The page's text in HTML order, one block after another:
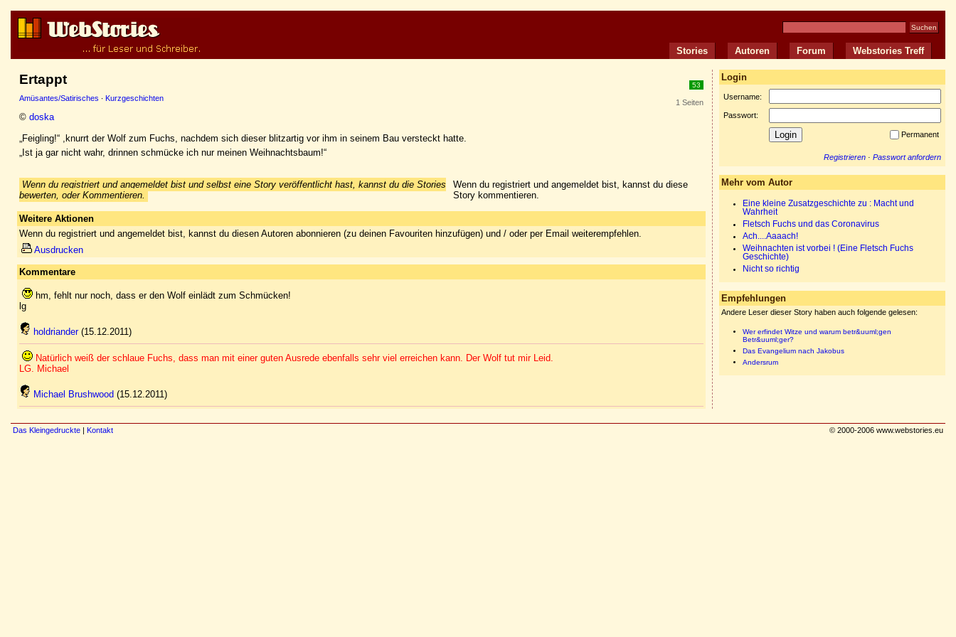
Stories Autoren Forum Webstories Treff
53
1 Seiten
Ertappt
Amüsantes/Satirisches · Kurzgeschichten
© doska
„Feigling!“ ,knurrt der Wolf zum Fuchs, nachdem sich dieser blitzartig vor ihm in seinem Bau versteckt hatte.
„Ist ja gar nicht wahr, drinnen schmücke ich nur meinen Weihnachtsbaum!“
Wenn du registriert und angemeldet bist und selbst eine Story veröffentlicht hast, kannst du die Stories
bewerten, oder Kommentieren.
Wenn du registriert und angemeldet bist, kannst du diese
Story kommentieren.
Weitere Aktionen
Wenn du registriert und angemeldet bist, kannst du diesen Autoren abonnieren (zu deinen Favouriten hinzufügen) und / oder per Email weiterempfehlen.
Ausdrucken
Kommentare
hm, fehlt nur noch, dass er den Wolf einlädt zum Schmücken!
lg
holdriander(15.12.2011)
Natürlich weiß der schlaue Fuchs, dass man mit einer guten Ausrede ebenfalls sehr viel erreichen kann. Der Wolf tut mir Leid.
LG. Michael
Michael Brushwood (15.12.2011)
Login
Username:
Passwort:
Permanent
Registrieren · Passwort anfordern
Mehr vom Autor
Eine kleine Zusatzgeschichte zu : Macht und
Wahrheit
Fletsch Fuchs und das Coronavirus
Ach....Aaaach!
Weihnachten ist vorbei ! (Eine Fletsch Fuchs
Geschichte)
Nicht so richtig
Empfehlungen
Andere Leser dieser Story haben auch folgende gelesen:
Wer erfindet Witze und warum betr&uuml;gen
Betr&uuml;ger?
Das Evangelium nach Jakobus
Andersrum
Das Kleingedruckte | Kontakt © 2000-2006 www.webstories.eu